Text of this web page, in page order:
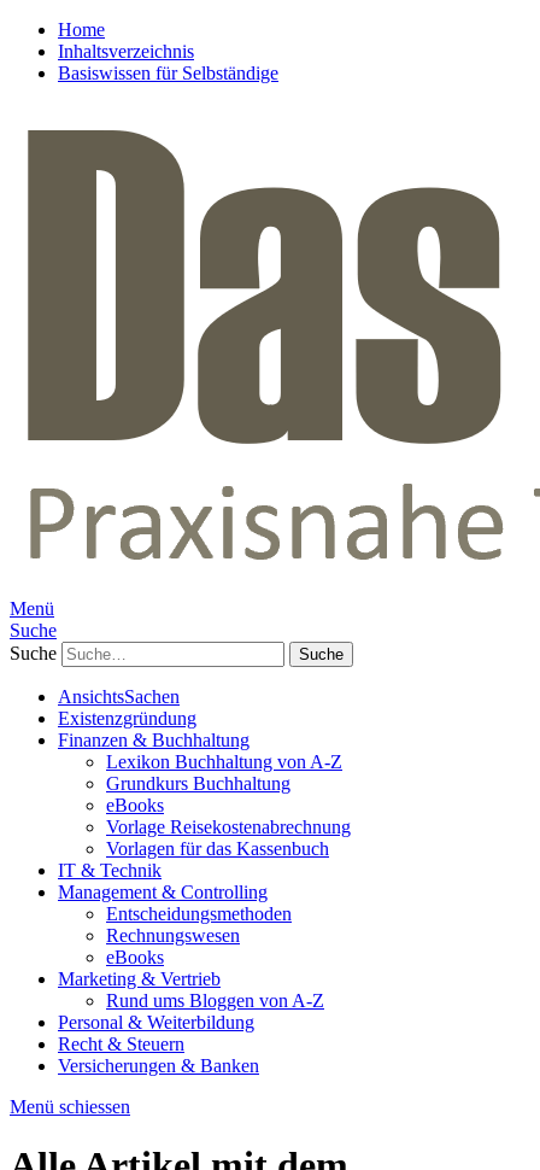
Home
Inhaltsverzeichnis
Basiswissen für Selbständige
Menü
Suche
Suche
AnsichtsSachen
Existenzgründung
Finanzen & Buchhaltung
Lexikon Buchhaltung von A-Z
Grundkurs Buchhaltung
eBooks
Vorlage Reisekostenabrechnung
Vorlagen für das Kassenbuch
IT & Technik
Management & Controlling
Entscheidungsmethoden
Rechnungswesen
eBooks
Marketing & Vertrieb
Rund ums Bloggen von A-Z
Personal & Weiterbildung
Recht & Steuern
Versicherungen & Banken
Menü schiessen